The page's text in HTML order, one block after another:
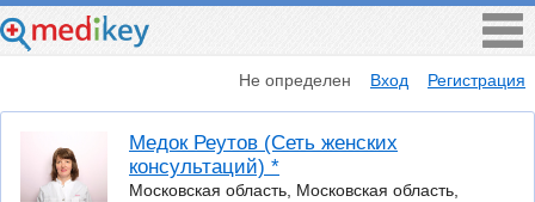
Не определен Вход Регистрация
Медок Реутов (Сеть женских
консультаций) *
Московская область, Московская область,